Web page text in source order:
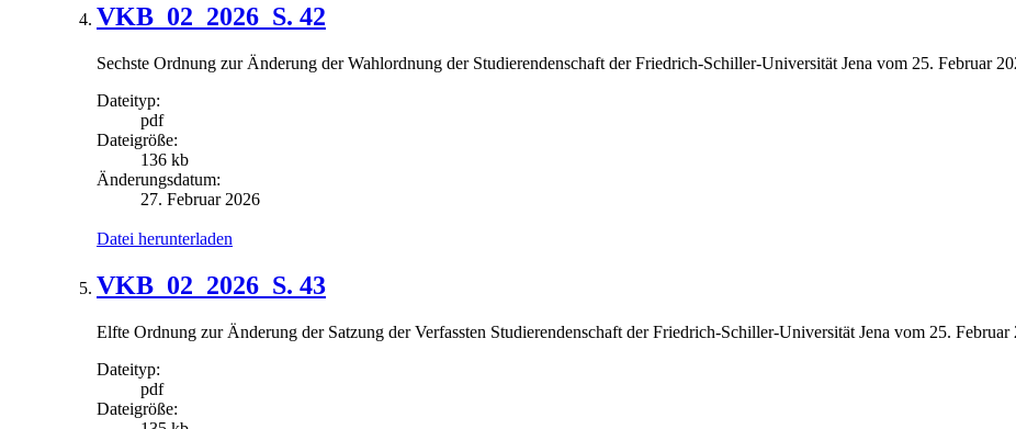
VKB_02_2026_S. 42
Sechste Ordnung zur Änderung der Wahlordnung der Studierendenschaft der Friedrich-Schiller-Universität Jena vom 25. Februar
Dateityp:
pdf
Dateigröße:
136 kb
Änderungsdatum:
27. Februar 2026
Datei herunterladen
VKB_02_2026_S. 43
Elfte Ordnung zur Änderung der Satzung der Verfassten Studierendenschaft der Friedrich-Schiller-Universität Jena vom 25. Februar
Dateityp:
pdf
Dateigröße: